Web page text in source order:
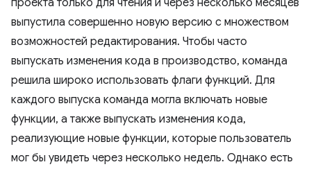
выпустила совершенно новую версию с множеством
возможностей редактирования. Чтобы часто
выпускать изменения кода в производство, команда
решила широко использовать флаги функций. Для
каждого выпуска команда могла включать новые
функции, а также выпускать изменения кода,
реализующие новые функции, которые пользователь
мог бы увидеть через несколько недель. Однако есть